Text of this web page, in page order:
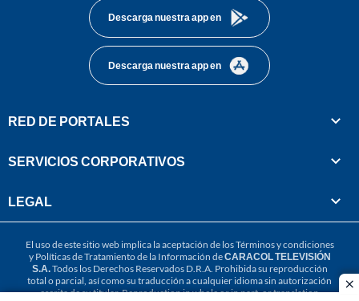
Descarga nuestra app en
Descarga nuestra app en
RED DE PORTALES
SERVICIOS CORPORATIVOS
LEGAL
El uso de este sitio web implica la aceptación de losTérminos y condiciones
y Políticas de Tratamiento de la Información deCARACOL TELEVISIÓN
S.A.Todos los Derechos Reservados D.R.A. Prohibida su reproducción
total o parcial, así como su traducción a cualquier idioma sin autorización
escrita de su titular. Reproduction in whole or in part, or translation